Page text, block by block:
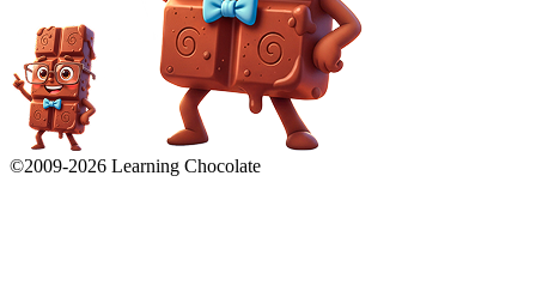
©2009-2026 Learning Chocolate